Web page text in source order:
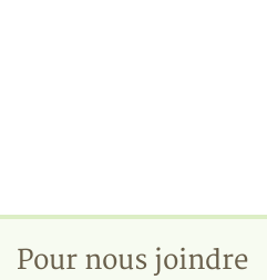
Pour nous joindre